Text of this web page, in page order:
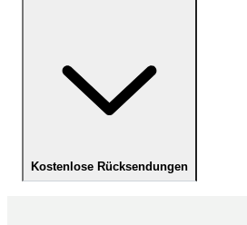
Kostenlose Rücksendungen